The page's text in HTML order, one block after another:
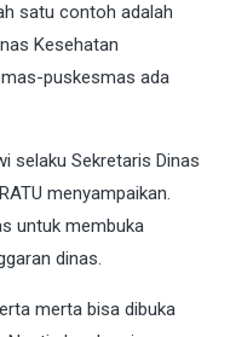
satu contoh adalah
Kesehatan
puskesmas ada
selaku Sekretaris Dinas
menyampaikan.
untuk membuka
dinas.
merta bisa dibuka